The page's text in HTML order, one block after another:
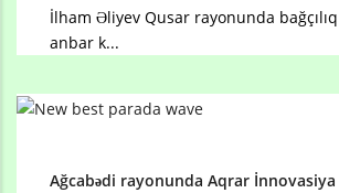
İlham Əliyev Qusar rayonunda
anbar k...
Ağcabədi rayonunda Aqrar